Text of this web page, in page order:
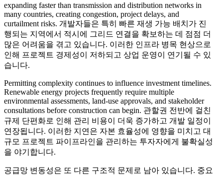
expanding faster than transmission and distribution networks in
many countries, creating congestion, project delays, and
curtailment risks. 개발자들은 특히 빠른 재생 가능 배치가 진
행되는 지역에서 적시에 그리드 연결을 확보하는 데 점점 더
많은 어려움을 겪고 있습니다. 이러한 인프라 병목 현상으로
인해 프로젝트 경제성이 저하되고 상업 운영이 연기될 수 있
습니다.
Permitting complexity continues to influence investment timelines.
Renewable energy projects frequently require multiple
environmental assessments, land-use approvals, and stakeholder
consultations before construction can begin. 관할권 전반에 걸친
규제 단편화로 인해 관리 비용이 더욱 증가하고 개발 일정이
연장됩니다. 이러한 지연은 자본 효율성에 영향을 미치고 대
규모 프로젝트 파이프라인을 관리하는 투자자에게 불확실성
을 야기합니다.
공급망 변동성은 또 다른 구조적 문제로 남아 있습니다. 중요